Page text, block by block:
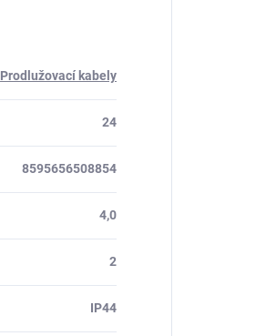
Prodlužovací kabely
24
8595656508854
4,0
2
IP44